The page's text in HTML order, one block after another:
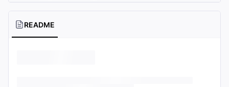
README